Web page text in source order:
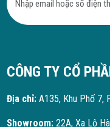
CÔNG TY CỔ
Địa chỉ:A135, Khu Phố 7,
Showroom:22A, Xa Lộ